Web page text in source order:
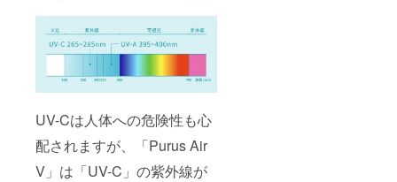
UV-Cは人体への危険性も心
配されますが、「Purus Air
V」は「UV-C」の紫外線が